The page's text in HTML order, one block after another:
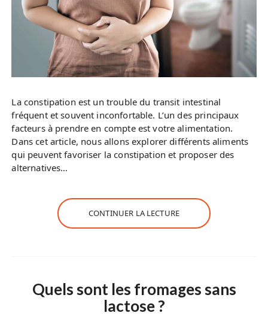
La constipation est un trouble du transit intestinal
fréquent et souvent inconfortable. L’un des principaux
facteurs à prendre en compte est votre alimentation.
Dans cet article, nous allons explorer différents aliments
qui peuvent favoriser la constipation et proposer des
alternatives…
CONTINUER LA LECTURE
Quels sont les fromages sans
lactose ?